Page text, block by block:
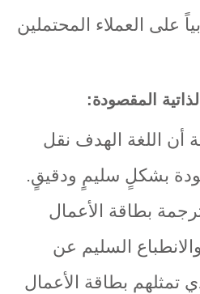
على العملاء المحتملين
المقصودة:
أن اللغة الهدف نقل
بشكلٍ سليمٍ ودقيقٍ.
بطاقة الأعمال
السليم عن
تمثلهم بطاقة الأعمال